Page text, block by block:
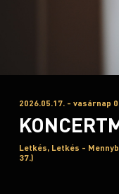
2026.05.17. - vasárnap
Letkés, Letkés -
37.)